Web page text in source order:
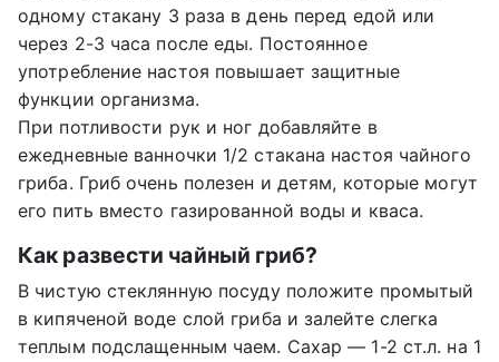
одному стакану 3 раза в день перед едой или
через 2-3 часа после еды. Постоянное
употребление настоя повышает защитные
функции организма.
При потливости рук и ног добавляйте в
ежедневные ванночки 1/2 стакана настоя чайного
гриба. Гриб очень полезен и детям, которые могут
его пить вместо газированной воды и кваса.
Как развести чайный гриб?
В чистую стеклянную посуду положите промытый
в кипяченой воде слой гриба и залейте слегка
теплым подслащенным чаем. Сахар — 1-2 ст.л. на 1